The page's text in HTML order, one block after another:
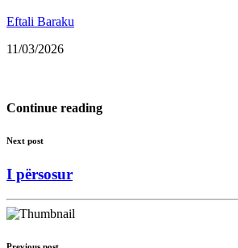
Eftali Baraku
11/03/2026
Continue reading
Next post
I përsosur